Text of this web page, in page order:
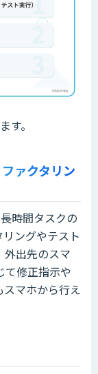
。
ァクタリン
時間タスクの
ングやテスト
出先のスマ
て修正指示や
マホから行え